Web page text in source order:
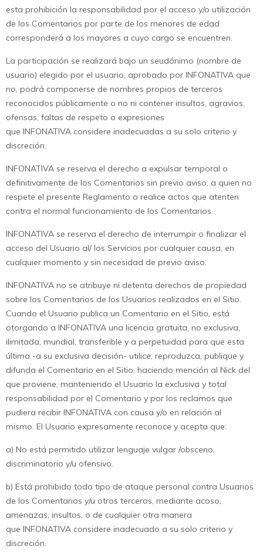
esta prohibición la responsabilidad por el acceso y/o utilización
de los Comentarios por parte de los menores de edad
corresponderá a los mayores a cuyo cargo se encuentren.
La participación se realizará bajo un seudónimo (nombre de
usuario) elegido por el usuario, aprobado por INFONATIVA que
no, podrá componerse de nombres propios de terceros
reconocidos públicamente o no ni contener insultos, agravios,
ofensas, faltas de respeto o expresiones
que INFONATIVA considere inadecuadas a su solo criterio y
discreción.
INFONATIVA se reserva el derecho a expulsar temporal o
definitivamente de los Comentarios sin previo aviso, a quien no
respete el presente Reglamento o realice actos que atenten
contra el normal funcionamiento de los Comentarios.
INFONATIVA se reserva el derecho de interrumpir o finalizar el
acceso del Usuario al/ los Servicios por cualquier causa, en
cualquier momento y sin necesidad de previo aviso.
INFONATIVA no se atribuye ni detenta derechos de propiedad
sobre los Comentarios de los Usuarios realizados en el Sitio.
Cuando el Usuario publica un Comentario en el Sitio, está
otorgando a INFONATIVA una licencia gratuita, no exclusiva,
ilimitada, mundial, transferible y a perpetuidad para que esta
última -a su exclusiva decisión- utilice, reproduzca, publique y
difunda el Comentario en el Sitio, haciendo mención al Nick del
que proviene, manteniendo el Usuario la exclusiva y total
responsabilidad por el Comentario y por los reclamos que
pudiera recibir INFONATIVA con causa y/o en relación al
mismo. El Usuario expresamente reconoce y acepta que:
a) No está permitido utilizar lenguaje vulgar /obsceno,
discriminatorio y/u ofensivo.
b) Está prohibido todo tipo de ataque personal contra Usuarios
de los Comentarios y/u otros terceros, mediante acoso,
amenazas, insultos, o de cualquier otra manera
que INFONATIVA considere inadecuado a su solo criterio y
discreción.